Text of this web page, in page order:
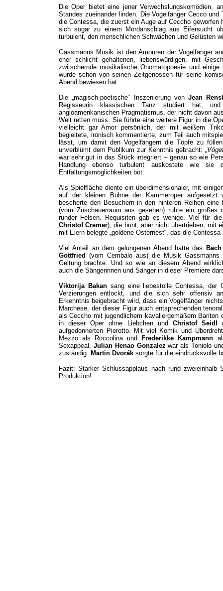
Die Oper bietet eine jener Verwechslungskomödien,
Standes zueinander finden. Die Vogelfänger Cecco
die Contessa, die zuerst ein Auge auf Ceccho
sich sogar zu einem Mordanschlag aus Eifersucht
turbulent, den menschlichen Schwächen und Gelüsten
Gassmanns Musik ist den Amouren der Vogelfänger
eher schlicht gehaltenen, liebenswürdigen, mit
zwitschernde musikalische Onomatopoesie und
wurde schon von seinen Zeitgenossen für seine
Abend bewiesen hat.
Die „magisch-poetische“ Inszenierung vonJean
Regisseurin klassischen Tanz studiert hat,
angloamerikanischen Pragmatismus, der nicht davon
Welt retten muss. Sie führte eine weitere Figur in die
vielleicht gar Amor persönlich, der mit weißem
begleitete, ironisch kommentierte, zum Teil auch
lässt, um damit den Vogelfängern die Töpfe zu
unverblümt dem Publikum zur Kenntnis gebracht:
war sehr gut in das Stück integriert – genau so wie
Handlung ebenso turbulent auskostete wie sie
Entfaltungsmöglichkeiten bot.
Als Spielfläche diente ein überdimensionaler, mit
auf der kleinen Bühne der Kammeroper aufgesetzt
bescherte den Besuchern in den hinteren Reihen
(vom Zuschauerraum aus gesehen) ruhte ein
runder Felsen. Requisiten gab es wenige. Viel für
Christof Cremer), die bunt, aber nicht übertrieben, mit
mit Eiern belegte „goldene Osternest“, das die
Viel Anteil an dem gelungenen Abend hatte das
Gottfried (vom Cembalo aus) die Musik Gassmanns
Geltung brachte. Und so wie an diesem Abend
auch die Sängerinnen und Sänger in dieser Premiere
Viktorija Bakansang eine liebestolle Contessa, der
Verzierungen entlockt, und die sich sehr offensiv
Erkenntnis beigebracht wird, dass ein Vogelfänger
Marchese, der dieser Figur auch entsprechenden
als Ceccho mit jugendlichem kavaliergemäßem
in dieser Oper ohne Liebchen und Christof Seidl
aufgedonnerten Pierotto. Mit viel Komik und
Mezzo als Roccolina und
Frederikke Kampmann
Sexappeal. Julian Henao Gonzalez war als Toniolo
zuständig. Martin Dvorák sorgte für die eindrucksvolle
Fazit: Starker Schlussapplaus nach rund zweieinhalb
Produktion!